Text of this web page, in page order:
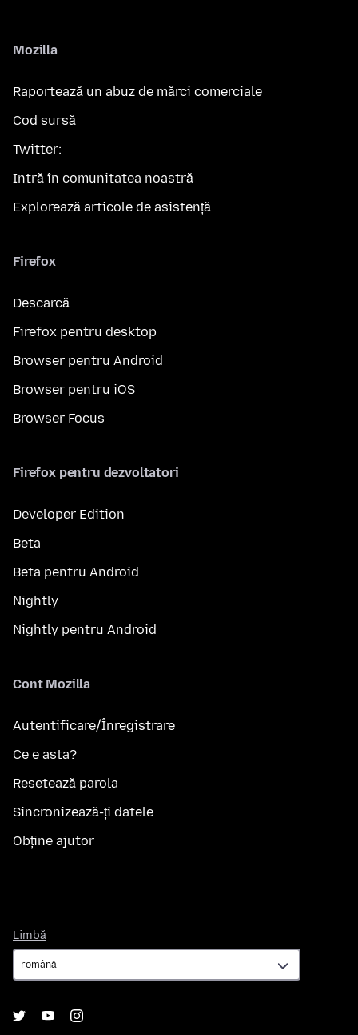
Mozilla
Raportează un abuz de mărci comerciale
Cod sursă
Twitter:
Intră în comunitatea noastră
Explorează articole de asistență
Firefox
Descarcă
Firefox pentru desktop
Browser pentru Android
Browser pentru iOS
Browser Focus
Firefox pentru dezvoltatori
Developer Edition
Beta
Beta pentru Android
Nightly
Nightly pentru Android
Cont Mozilla
Autentificare/Înregistrare
Ce e asta?
Resetează parola
Sincronizează-ți datele
Obține ajutor
Limbă